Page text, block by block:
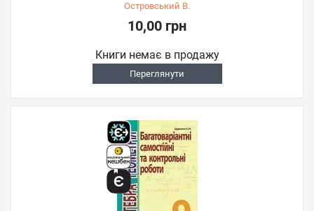
Островський В.
10,00 грн
Книги немає в продажу
Переглянути